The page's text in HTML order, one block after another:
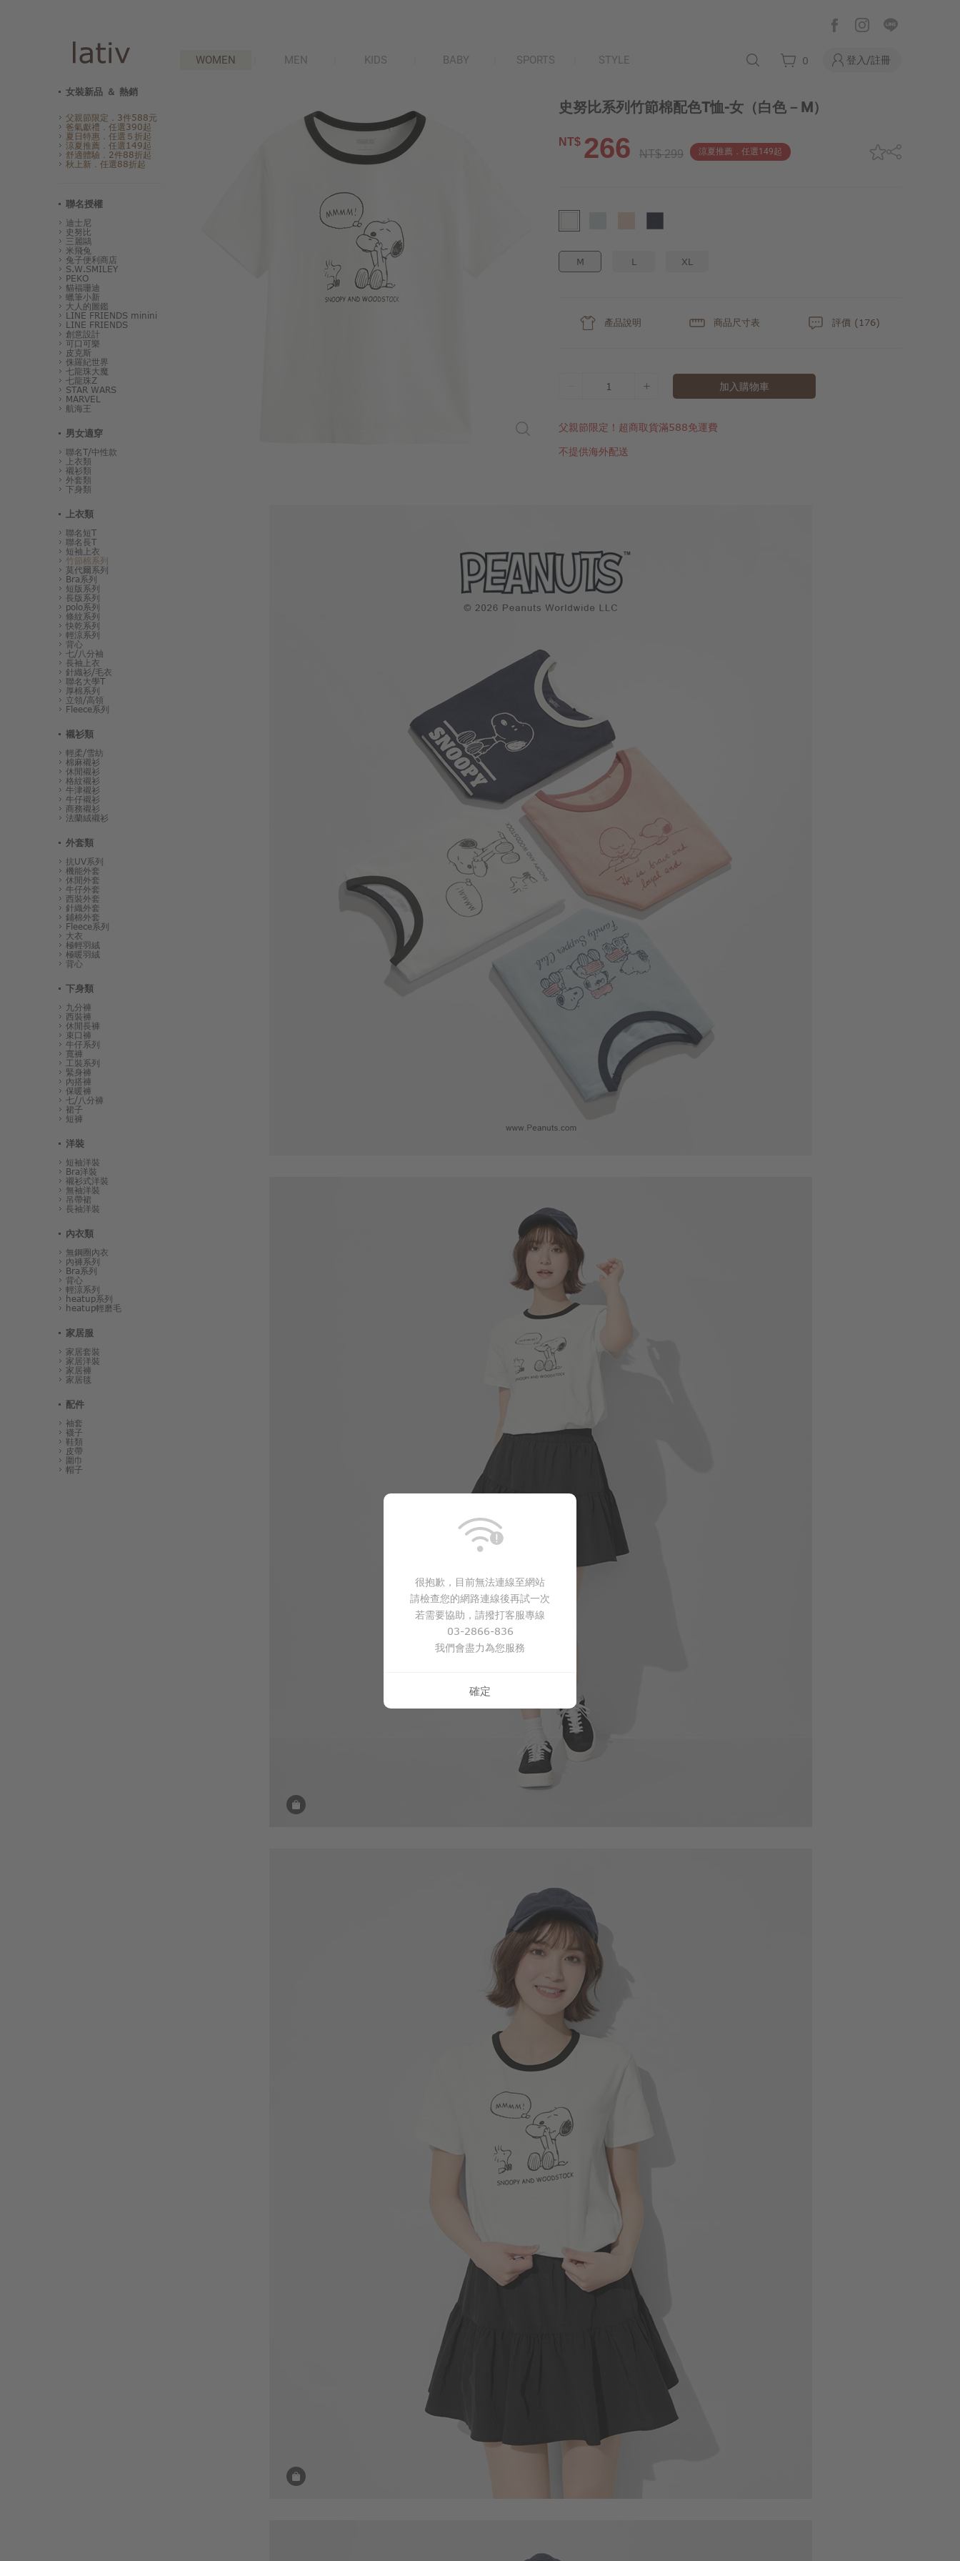
WOMEN MEN KIDS BABY SPORTS STYLE 0 登入/註冊
女裝新品 ＆ 熱銷
父親節限定．3件588元
爸氣獻禮．任選390起
夏日特惠．任選５折起
涼夏推薦．任選149起
舒適體驗．2件88折起
秋上新．任選88折起
聯名授權
迪士尼
史努比
三麗鷗
米飛兔
兔子便利商店
S.W.SMILEY
PEKO
貓福珊迪
蠟筆小新
大人的圖鑑
LINE FRIENDS minini
LINE FRIENDS
創意設計
可口可樂
皮克斯
侏羅紀世界
七龍珠大魔
七龍珠Z
STAR WARS
MARVEL
航海王
男女適穿
聯名T/中性款
上衣類
襯衫類
外套類
下身類
上衣類
聯名短T
聯名長T
短袖上衣
竹節棉系列
莫代爾系列
Bra系列
短版系列
長版系列
polo系列
條紋系列
快乾系列
輕涼系列
背心
七/八分袖
長袖上衣
針織衫/毛衣
聯名大學T
厚棉系列
立領/高領
Fleece系列
襯衫類
輕柔/雪紡
棉麻襯衫
休閒襯衫
格紋襯衫
牛津襯衫
牛仔襯衫
商務襯衫
法蘭絨襯衫
外套類
抗UV系列
機能外套
休閒外套
牛仔外套
西裝外套
針織外套
鋪棉外套
Fleece系列
大衣
極輕羽絨
極暖羽絨
背心
下身類
九分褲
西裝褲
休閒長褲
束口褲
牛仔系列
寬褲
工裝系列
緊身褲
內搭褲
保暖褲
七/八分褲
裙子
短褲
洋裝
短袖洋裝
Bra洋裝
襯衫式洋裝
無袖洋裝
吊帶裙
長袖洋裝
內衣類
無鋼圈內衣
內褲系列
Bra系列
背心
輕涼系列
heatup系列
heatup輕磨毛
家居服
家居套裝
家居洋裝
家居褲
家居毯
配件
袖套
襪子
鞋類
皮帶
圍巾
帽子
史努比系列竹節棉配色T恤-女 （白色－M）
NT$ 266 NT$ 299 涼夏推薦．任選149起
M L XL
產品說明 商品尺寸表 評價 (176)
1 加入購物車
父親節限定！超商取貨滿588免運費
不提供海外配送
266 $ 299
$ 69
很抱歉，目前無法連線至網站
請檢查您的網路連線後再試一次
若需要協助，請撥打客服專線
03-2866-836
我們會盡力為您服務
確定